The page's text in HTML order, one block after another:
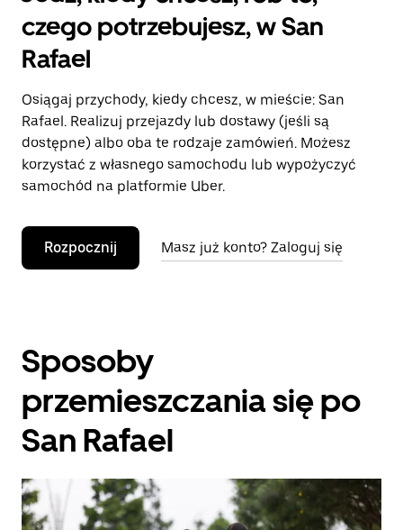
czego potrzebujesz, w San
Rafael
Osiągaj przychody, kiedy chcesz, w mieście: San
Rafael. Realizuj przejazdy lub dostawy (jeśli są
dostępne) albo oba te rodzaje zamówień. Możesz
korzystać z własnego samochodu lub wypożyczyć
samochód na platformie Uber.
Rozpocznij Masz już konto? Zaloguj się
Sposoby
przemieszczania się po
San Rafael